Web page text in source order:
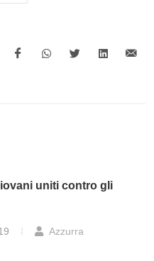
uniti contro gli
Azzurra